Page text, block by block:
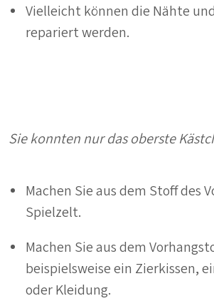
Vielleicht können die Nähte
repariert werden.
Sie konnten nur das oberste
Machen Sie aus dem Stoff des
Spielzelt.
Machen Sie aus dem
beispielsweise ein Zierkissen,
oder Kleidung.